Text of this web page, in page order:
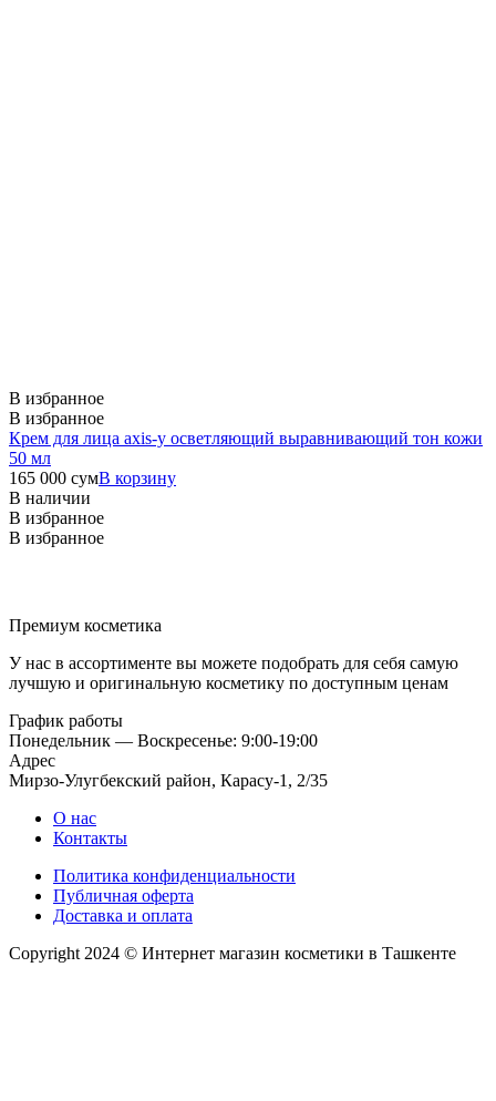
В избранное
В избранное
Крем для лица axis-y осветляющий выравнивающий тон кожи
50 мл
165 000 сумВ корзину
В наличии
В избранное
В избранное
Премиум косметика
У нас в ассортименте вы можете подобрать для себя самую
лучшую и оригинальную косметику по доступным ценам
График работы
Понедельник — Воскресенье: 9:00-19:00
Адрес
Мирзо-Улугбекский район, Карасу-1, 2/35
О нас
Контакты
Политика конфиденциальности
Публичная оферта
Доставка и оплата
Copyright 2024 © Интернет магазин косметики в Ташкенте